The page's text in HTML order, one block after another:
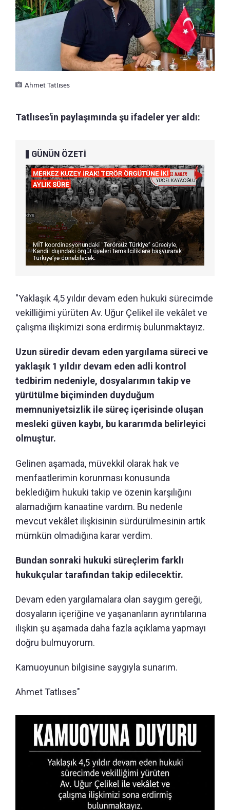
Ahmet Tatlıses
Tatlıses'in paylaşımında şu ifadeler yer aldı:
GÜNÜN ÖZETİ
"Yaklaşık 4,5 yıldır devam eden hukuki sürecimde
vekilliğimi yürüten Av. Uğur Çelikel ile vekâlet ve
çalışma ilişkimizi sona erdirmiş bulunmaktayız.
Uzun süredir devam eden yargılama süreci ve
yaklaşık 1 yıldır devam eden adli kontrol
tedbirim nedeniyle, dosyalarımın takip ve
yürütülme biçiminden duyduğum
memnuniyetsizlik ile süreç içerisinde oluşan
mesleki güven kaybı, bu kararımda belirleyici
olmuştur.
Gelinen aşamada, müvekkil olarak hak ve
menfaatlerimin korunması konusunda
beklediğim hukuki takip ve özenin karşılığını
alamadığım kanaatine vardım. Bu nedenle
mevcut vekâlet ilişkisinin sürdürülmesinin artık
mümkün olmadığına karar verdim.
Bundan sonraki hukuki süreçlerim farklı
hukukçular tarafından takip edilecektir.
Devam eden yargılamalara olan saygım gereği,
dosyaların içeriğine ve yaşananların ayrıntılarına
ilişkin şu aşamada daha fazla açıklama yapmayı
doğru bulmuyorum.
Kamuoyunun bilgisine saygıyla sunarım.
Ahmet Tatlıses"